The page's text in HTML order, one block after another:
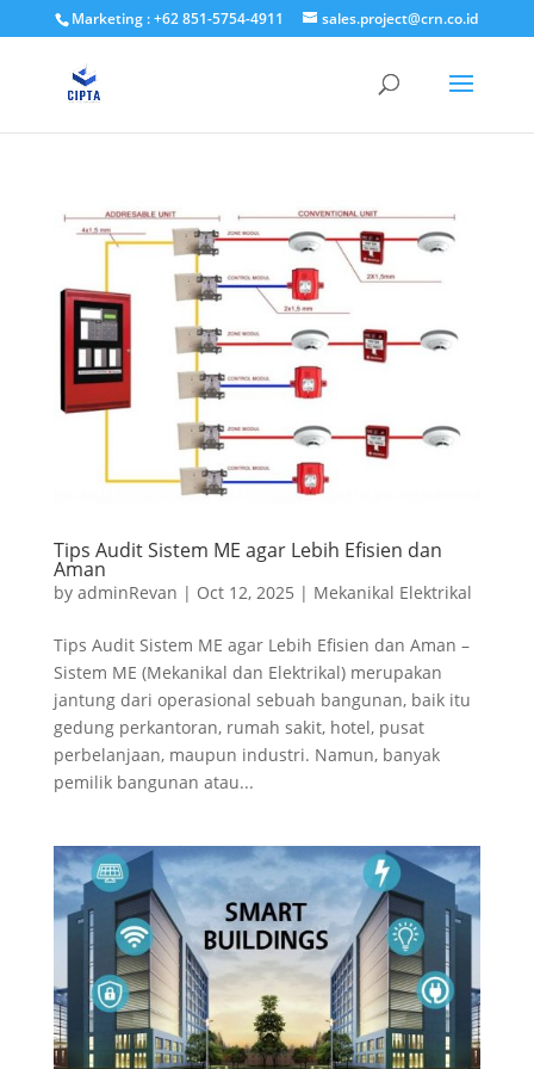
Marketing : +62 851-5754-4911 sales.project@crn.co.id
Tips Audit Sistem ME agar Lebih Efisien dan
Aman
by adminRevan | Oct 12, 2025 | Mekanikal Elektrikal
Tips Audit Sistem ME agar Lebih Efisien dan Aman –
Sistem ME (Mekanikal dan Elektrikal) merupakan
jantung dari operasional sebuah bangunan, baik itu
gedung perkantoran, rumah sakit, hotel, pusat
perbelanjaan, maupun industri. Namun, banyak
pemilik bangunan atau...